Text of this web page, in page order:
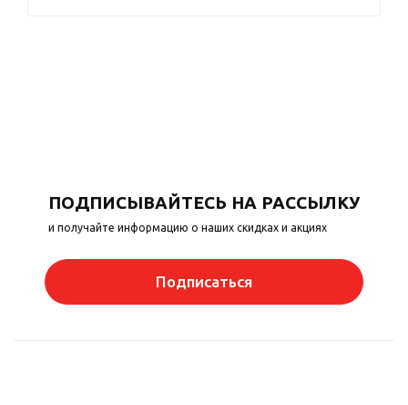
ПОДПИСЫВАЙТЕСЬ НА РАССЫЛКУ
и получайте информацию о наших скидках и акциях
Подписаться